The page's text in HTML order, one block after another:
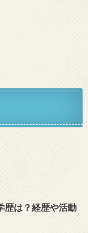
歴は？経歴や活動